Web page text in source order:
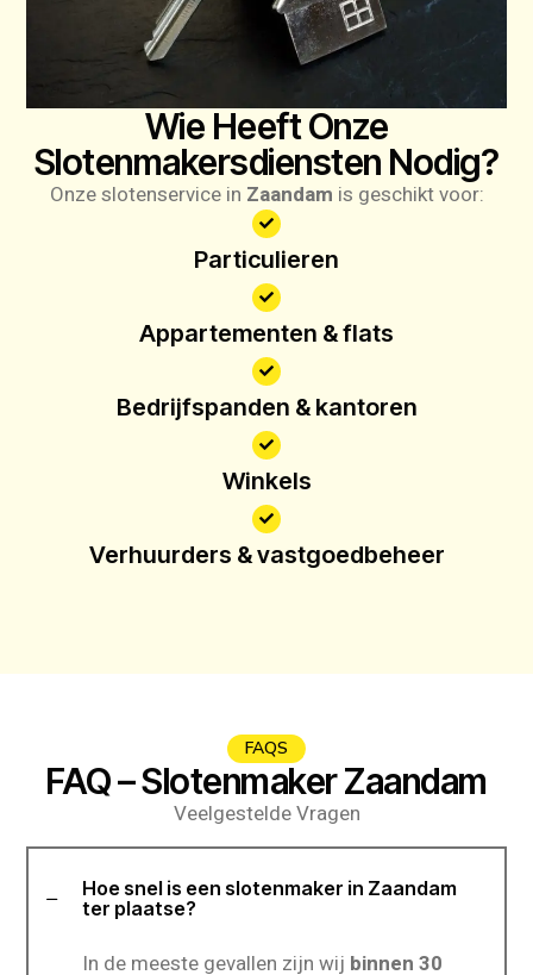
Wie Heeft Onze
Slotenmakersdiensten Nodig?
Onze slotenservice in Zaandam is geschikt voor:
Particulieren
Appartementen & flats
Bedrijfspanden & kantoren
Winkels
Verhuurders & vastgoedbeheer
FAQS
FAQ – Slotenmaker Zaandam
Veelgestelde Vragen
Hoe snel is een slotenmaker in Zaandam
ter plaatse?
In de meeste gevallen zijn wij binnen 30